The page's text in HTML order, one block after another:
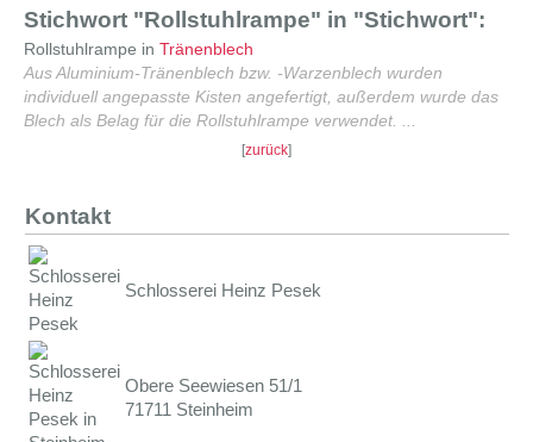
Stichwort "Rollstuhlrampe" in "Stichwort":
Rollstuhlrampe in Tränenblech
Aus Aluminium-Tränenblech bzw. -Warzenblech wurden
individuell angepasste Kisten angefertigt, außerdem wurde das
Blech als Belag für die Rollstuhlrampe verwendet. ...
[zurück]
Kontakt
Schlosserei Heinz Pesek
Obere Seewiesen 51/1
71711 Steinheim